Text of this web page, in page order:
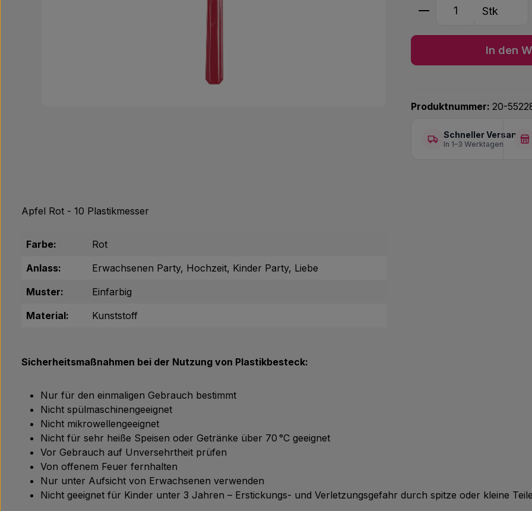
Produkt Anzahl:
Stk
In den
Produktnummer: 20-
Schneller Versand
In 1–3 Werktagen
Apfel Rot - 10 Plastikmesser
Farbe:
Rot
Anlass:
Erwachsenen Party, Hochzeit, Kinder Party, Liebe
Muster:
Einfarbig
Material:
Kunststoff
Sicherheitsmaßnahmen bei der Nutzung von Plastikbesteck:
Nur für den einmaligen Gebrauch bestimmt
Nicht spülmaschinengeeignet
Nicht mikrowellengeeignet
Nicht für sehr heiße Speisen oder Getränke über 70 °C geeignet
Vor Gebrauch auf Unversehrtheit prüfen
Von offenem Feuer fernhalten
Nur unter Aufsicht von Erwachsenen verwenden
Nicht geeignet für Kinder unter 3 Jahren – Erstickungs- und Verletzungsgefahr durch spitze oder kleine